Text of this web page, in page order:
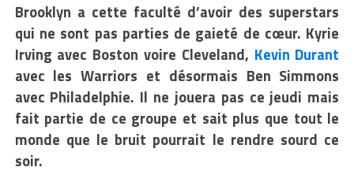
Brooklyn a cette faculté d’avoir des superstars
qui ne sont pas parties de gaieté de cœur. Kyrie
Irving avec Boston voire Cleveland, Kevin Durant
avec les Warriors et désormais Ben Simmons
avec Philadelphie. Il ne jouera pas ce jeudi mais
fait partie de ce groupe et sait plus que tout le
monde que le bruit pourrait le rendre sourd ce
soir.